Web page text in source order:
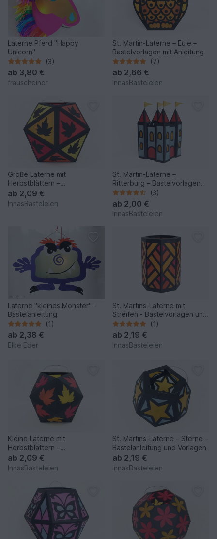
Laterne Pferd "Happy
Unicorn"
(3)
ab 3,80 €
frauscheiner
St. Martin-Laterne – Eule –
Bastelvorlagen mit Anleitung
(7)
ab 2,66 €
InnasBasteleien
Große Laterne mit
Herbstblättern –
Bastelanleitung und Vorlagen
ab 2,09 €
InnasBasteleien
St. Martin-Laterne –
Ritterburg – Bastelvorlagen
mit Anleitung(3)
ab 2,00 €
InnasBasteleien
Laterne "kleines Monster" -
Bastelanleitung
(1)
ab 2,38 €
Elke Eder
St. Martins-Laterne mit
Streifen - Bastelvorlagen und
Anleitung
(1)
ab 2,19 €
InnasBasteleien
Kleine Laterne mit
Herbstblättern –
Bastelanleitung und Vorlagen
ab 2,09 €
InnasBasteleien
St. Martins-Laterne – Sterne –
Bastelanleitung und Vorlagen
ab 2,19 €
InnasBasteleien